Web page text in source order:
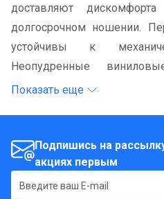
доставляют
долгосрочном ношении.
устойчивы к
Неопудренные
гипоаллергенными,
Показать еще
Подпишись на
акциях первым